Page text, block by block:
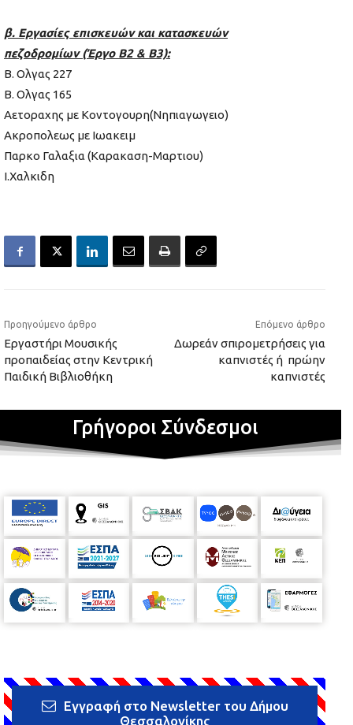
β. Εργασίες επισκευών και κατασκευών
πεζοδρομίων (Έργο Β2 & Β3):
Β. Ολγας 227
Β. Ολγας 165
Αετοραχης με Κοντογουρη(Νηπιαγωγειο)
Ακροπολεως με Ιωακειμ
Παρκο Γαλαξια (Καρακαση-Μαρτιου)
Ι.Χαλκιδη
Προηγούμενο άρθρο
Εργαστήρι Μουσικής
προπαιδείας στην Κεντρική
Παιδική Βιβλιοθήκη
Επόμενο άρθρο
Δωρεάν σπιρομετρήσεις για
καπνιστές ή πρώην
καπνιστές
Γρήγοροι Σύνδεσμοι
Εγγραφή στο Newsletter του Δήμου
Θεσσαλονίκης